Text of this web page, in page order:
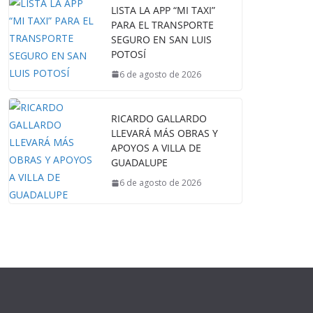
LISTA LA APP “MI TAXI”
PARA EL TRANSPORTE
SEGURO EN SAN LUIS
POTOSÍ
6 de agosto de 2026
RICARDO GALLARDO
LLEVARÁ MÁS OBRAS Y
APOYOS A VILLA DE
GUADALUPE
6 de agosto de 2026